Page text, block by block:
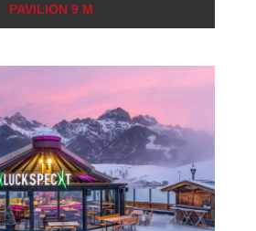
PAVILION 9 M